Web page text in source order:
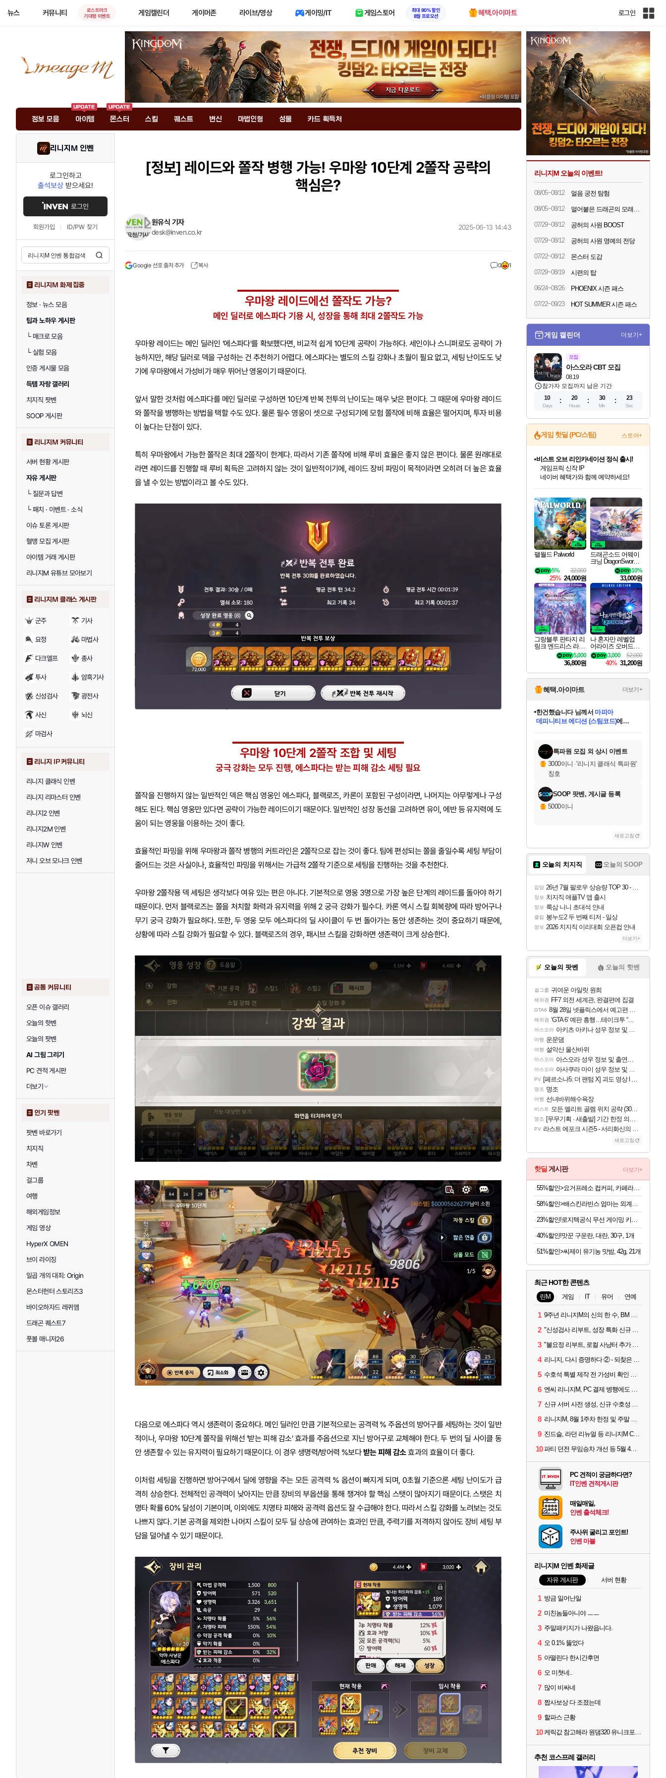
뉴스 커뮤니티
로스트아크
기대평 이벤트
게임캘린더 게이머존 라이브/영상 게이밍/IT 게임스토어
최대 90% 할인
8월 프로모션
혜택.아이마트 로그인
인
사
이
트
맵
정보 모음 아이템 몬스터 스킬 퀘스트 변신 마법인형 성물 카드 획득처
리니지M 인벤
로그인하고
출석보상 받으세요!
로그인
회원가입 ID/PW 찾기
리니지M 화제 집중
정보 · 뉴스 모음
팁과 노하우 게시판
└매크로 모음
└실험 모음
인증 게시물 모음
득템 자랑 갤러리
치지직 팟벤
SOOP 게시판
리니지M 커뮤니티
서버 현황 게시판
자유 게시판
└질문과 답변
└패치 · 이벤트 · 소식
이슈 토론 게시판
혈맹 모집 게시판
아이템 거래 게시판
리니지M 유튜브 모아보기
리니지M 클래스 게시판
군주 기사
요정 마법사
다크엘프 총사
투사 암흑기사
신성검사 광전사
사신 뇌신
마검사
리니지 IP 커뮤니티
리니지 클래식 인벤
리니지 리마스터 인벤
리니지2 인벤
리니지2M 인벤
리니지W 인벤
저니 오브 모나크 인벤
공통 커뮤니티
오픈 이슈 갤러리
오늘의 핫벤
오늘의 팟벤
AI 그림 그리기
PC 견적 게시판
더보기
인기 팟벤
팟벤 바로가기
치지직
차벤
걸그룹
여행
해외게임정보
게임 영상
HyperX OMEN
브이 라이징
일곱 개의 대죄: Origin
몬스터헌터 스토리즈3
바이오하자드 레퀴엠
드래곤 퀘스트7
풋볼 매니저26
[정보] 레이드와 쫄작 병행 가능! 우마왕 10단계 2쫄작 공략의
핵심은?
원유식 기자
desk@inven.co.kr
Google 선호 출처 추가 복사 0 1
2025-06-13 14:43
우마왕 레이드에선 쫄작도 가능?
메인 딜러로 에스파다 기용 시, 성장을 통해 최대 2쫄작도 가능
우마왕 레이드는 메인 딜러인 '에스파다'를 확보했다면, 비교적 쉽게 10단계 공략이 가능하다. 세인이나 스니퍼로도 공략이 가
능하지만, 해당 딜러로 덱을 구성하는 건 추천하기 어렵다. 에스파다는 별도의 스킬 강화나 초월이 필요 없고, 세팅 난이도도 낮
기에 우마왕에서 가성비가 매우 뛰어난 영웅이기 때문이다.
앞서 말한 것처럼 에스파다를 메인 딜러로 구성하면 10단계 반복 전투의 난이도는 매우 낮은 편이다. 그 때문에 우마왕 레이드
와 쫄작을 병행하는 방법을 택할 수도 있다. 물론 필수 영웅이 셋으로 구성되기에 모험 쫄작에 비해 효율은 떨어지며, 투자 비용
이 높다는 단점이 있다.
특히 우마왕에서 가능한 쫄작은 최대 2쫄작이 한계다. 따라서 기존 쫄작에 비해 루비 효율은 좋지 않은 편이다. 물론 원래대로
라면 레이드를 진행할 때 루비 획득은 고려하지 않는 것이 일반적이기에, 레이드 장비 파밍이 목적이라면 오히려 더 높은 효율
을 낼 수 있는 방법이라고 볼 수도 있다.
우마왕 10단계 2쫄작 조합 및 세팅
궁극 강화는 모두 진행, 에스파다는 받는 피해 감소 세팅 필요
쫄작을 진행하지 않는 일반적인 덱은 핵심 영웅인 에스파다, 블랙로즈, 카론이 포함된 구성이라면, 나머지는 아무렇게나 구성
해도 된다. 핵심 영웅만 있다면 공략이 가능한 레이드이기 때문이다. 일반적인 성장 동선을 고려하면 유이, 에반 등 유지력에 도
움이 되는 영웅을 이용하는 것이 좋다.
효율적인 파밍을 위해 우마왕과 쫄작 병행의 커트라인은 2쫄작으로 잡는 것이 좋다. 팀에 편성되는 쫄을 줄일수록 세팅 부담이
줄어드는 것은 사실이나, 효율적인 파밍을 위해서는 가급적 2쫄작 기준으로 세팅을 진행하는 것을 추천한다.
우마왕 2쫄작용 덱 세팅은 생각보다 여유 있는 편은 아니다. 기본적으로 영웅 3명으로 가장 높은 단계의 레이드를 돌아야 하기
때문이다. 먼저 블랙로즈는 쫄을 처치할 화력과 유지력을 위해 2 궁극 강화가 필수다. 카론 역시 스킬 회복량에 따라 방어구나
무기 궁극 강화가 필요하다. 또한, 두 영웅 모두 에스파다의 딜 사이클이 두 번 돌아가는 동안 생존하는 것이 중요하기 때문에,
상황에 따라 스킬 강화가 필요할 수 있다. 블랙로즈의 경우, 패시브 스킬을 강화하면 생존력이 크게 상승한다.
다음으로 에스파다 역시 생존력이 중요하다. 메인 딜러인 만큼 기본적으로는 공격력 % 주옵션의 방어구를 세팅하는 것이 일반
적이나, 우마왕 10단계 쫄작을 위해선 '받는 피해 감소' 효과를 주옵션으로 지닌 방어구로 교체해야 한다. 두 번의 딜 사이클 동
안 생존할 수 있는 유지력이 필요하기 때문이다. 이 경우 생명력/방어력 %보다받는 피해 감소효과의 효율이 더 좋다.
이처럼 세팅을 진행하면 방어구에서 딜에 영향을 주는 모든 공격력 % 옵션이 빠지게 되며, 0초월 기준으론 세팅 난이도가 급
격히 상승한다. 전체적인 공격력이 낮아지는 만큼 장비의 부옵션을 통해 챙겨야 할 핵심 스탯이 많아지기 때문이다. 스탯은 치
명타 확률 60% 달성이 기본이며, 이외에도 치명타 피해와 공격력 옵션도 잘 수급해야 한다. 따라서 스킬 강화를 노려보는 것도
나쁘지 않다. 기본 공격을 제외한 나머지 스킬이 모두 딜 상승에 관여하는 효과인 만큼, 주력기를 저격하지 않아도 장비 세팅 부
담을 덜어낼 수 있기 때문이다.
리니지M 오늘의 이벤트!
08/05~08/12 얼음 궁전 탐험
08/05~08/12 얼어붙은 드래곤의 모래시계
07/29~08/12 공허의 사원 BOOST
07/29~08/12 공허의 사원 명예의 전당
07/22~08/12 몬스터 도감
07/29~08/19 시련의 탑
06/24~08/26 PHOENIX 시즌 패스
07/22~09/23 HOT SUMMER 시즌 패스
게임 캘린더 더보기+
모집
08.19
아스오라 CBT 모집
참가자 모집까지 남은 기간
10
Days
20
Hours
30
Min
22
Sec
게임 핫딜 (PC/스팀) 스토어+
최대 90% 할인가를 만나보세요!
네이버혜택과 함께 만나보세요!
50%할인&추가 적립까지!
네이버 포인트 혜택까지!
이니&베니 혜택까지!
비스트 오브 리인카네이션 정식 출시!
게임프릭 신작 IP
네이버 혜택가와 함께 예약하세요!
할인&네이버혜택으로 만나보세요!
네이버페이 혜택과 만나보세요!
40주년 프로모션으로 만나보세요!
할인가에 만나보세요!
일부 에디션 상시 할인!
혜택으로 예약 판매 중
편안하게 충전하세요
팰월드 Palworld
32,000
5%
25% 24,000원
드래곤소드 어웨이
크닝 DragonSword A
10%
33,000원
그랑블루 판타지 리
링크 엔드리스 라그
나로크 업그레이드
킷 Granblue Fantasy
Relink Endless Ragn
arok Upgrade Kit DL
C
5,000
36,800원
나 혼자만 레벨업
어라이즈 오버드라
이브 디럭스 에디션
Solo Leveling Arise
Overdrive Deluxe Edi
tion
52,000
3,000
40% 31,200원
혜택.아이마트 더보기+
교환.
당첨되셨습니다.
당첨되셨습니다.
한건했습니다님께서 마피아
데피니티브 에디션 (스팀코드)에
당첨되셨습니다.
당첨되셨습니다.
당첨되셨습니다.
당첨되셨습니다.
에디션 (스팀코드)를 교환.
당첨되셨습니다.
특파원 모집 외 상시 이벤트
3000이니 ·'리니지 클래식 특파원'
칭호
SOOP 팟벤, 게시글 등록
5000이니
새로고침
오늘의 치지직 오늘의 SOOP
잡담 26년 7월 팔로우 상승량 TOP 30 - 월간 치지직
정보 치지직 애플TV 앱 출시
정보 룩삼 니니 초대석 안내
클립 봉누도2 두 번째 티저 - 일상
정보 2026 치지직 이리대회 오픈컵 안내
더보기+
오늘의 팟벤 오늘의 핫벤
걸그룹 귀여운 아일릿 원희
해외겜 FF7 외전 세계관, 완결편에 집결
GTA6 8월 28일 넷플릭스에서 예고편 공개 예정
해외겜 ‘GTA 6’ 예판 흥행…테이크투 “내부 예상 크게 넘어”
아스오라 아키츠 아키나 성우 정보 및 주요 필모
여행 운문댐
여행 설악산 울산바위
아스오라 아스오라 성우 정보 및 출연작 모음
아스오라 아사쿠라 마이 성우 정보 및 주요 필모
PV [페르소나5: 더 팬텀 X] 괴도 영상 l 타카마키 안·댄싱 스타
명조 명조
여행 선녀바위해수욕장
비스트 모든 엘리트 골렘 위치 공략 (30개) - 방랑 결투가
명조 [무무기획 · 새출발] 기간 한정 의뢰 이벤트
PV 라스트 에포크 시즌5 - 서리화신의 분노 티저
새로고침
핫딜 게시판 더보기+
55%할인>요거프레소 컵커피, 카페라떼 200ml 10개 + 카페모카 200ml 10개, 20개
40%할인!맛꾼 구운란, 대란, 30구, 1개
51%할인>씨제이 유기농 맛밤, 42g, 21개
최근 HOT한 콘텐츠
린M 게임 IT 유머 연예
1 9주년 리니지M의 신의 한 수, BM 장비 아데나 판매 예고
2 "신성검사 리부트, 성장 특화 신규 서버" 리니지M 3월 업데이트 예고
3 "불요정 리부트, 로컬 사냥터 추가 예정" 리니지M 9주년 업데이트 예고
4 리니지, 다시 증명하다 ② - 되찾은 모바일 왕좌
5 수호석 특별 제작 전 가성비 확인 필수! 3월 2주차 업데이트 이슈
6 엔씨 리니지M, PC 결제 병행에도 모바일 '매출 1위' 탈환
7 신규 서버 사전 생성, 신규 수호성 추가 등 3월 1주차 업데이트 이슈
8 리니지M, 8월 1주차 한정 및 주말 제작 정보
9 진드슬, 라던 리뉴얼 등 리니지M ContiNew 업데이트 핵심 요약
10 파티 던전 무임승차 개선 등 5월 4주차 업데이트 이슈
PC 견적이 궁금하다면?
IT인벤 견적게시판
매일매일,
인벤 출석체크!
주사위 굴리고 포인트!
인벤 마블
리니지M 인벤 화제글
자유 게시판 서버 현황
1 방금 일어난일
2 미친놈들아니야 ㅡㅡ
3 주말패키지가 나왔읍니다.
4 오 0.1% 뚫었다
5 아떨린다 한시간후면
6 오 미쳣네..
7 많이 비싸네
8 짭사보상 다 조졌는데
9 할파스 근황
10 케릭값 참고해라 원댐320 유니크포함 풀 이동악세11 신변신인신성 풀문양5 풀수호성4
추천 코스프레 갤러리